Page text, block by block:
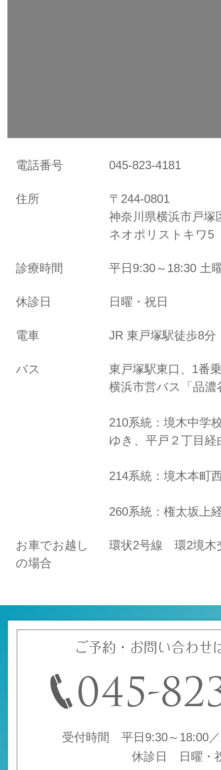
電話番号 045-823-4181
住所
〒244-0801
神奈川県横浜市戸塚
ネオポリストキワ
診療時間 平日9:30～18:30 土
休診日 日曜・祝日
電車 JR 東戸塚駅徒歩8
バス
東戸塚駅東口、1番
横浜市営バス「品
210系統：境木中学
ゆき、 平戸２丁目経
214系統：境木本町
260系統：権太坂上
お車でお越し
の場合
環状2号線 環2境木
ご予約・お問い合わせ
受付時間 平日9:30～18:00
休診日 日曜・